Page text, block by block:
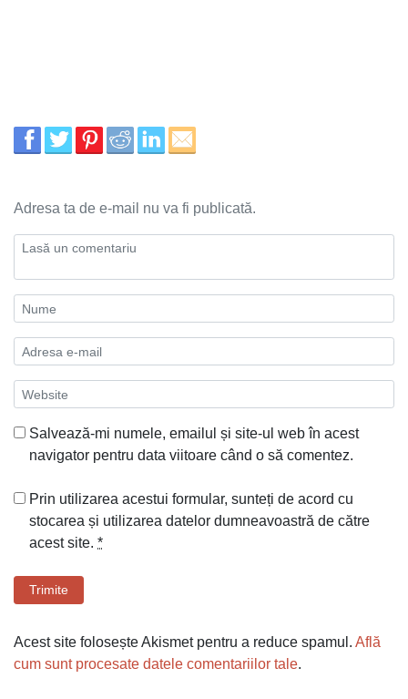
Adresa ta de e-mail nu va fi publicată.
Salvează-mi numele, emailul și site-ul web în acest
navigator pentru data viitoare când o să comentez.
Prin utilizarea acestui formular, sunteți de acord cu
stocarea și utilizarea datelor dumneavoastră de către
acest site. *
Trimite
Acest site folosește Akismet pentru a reduce spamul. Află
cum sunt procesate datele comentariilor tale.